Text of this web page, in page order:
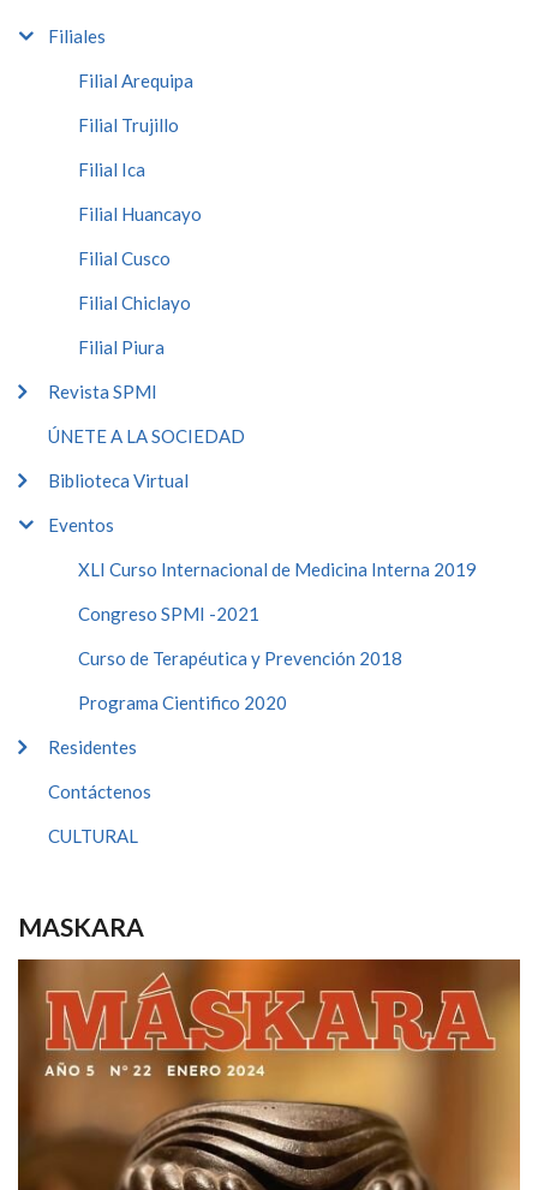
Filiales
Filial Arequipa
Filial Trujillo
Filial Ica
Filial Huancayo
Filial Cusco
Filial Chiclayo
Filial Piura
Revista SPMI
ÚNETE A LA SOCIEDAD
Biblioteca Virtual
Eventos
XLI Curso Internacional de Medicina Interna 2019
Congreso SPMI -2021
Curso de Terapéutica y Prevención 2018
Programa Cientifico 2020
Residentes
Contáctenos
CULTURAL
MASKARA